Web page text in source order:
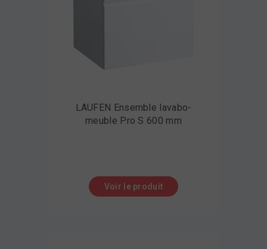
LAUFEN Ensemble lavabo-
meuble Pro S 600 mm
Voir le produit